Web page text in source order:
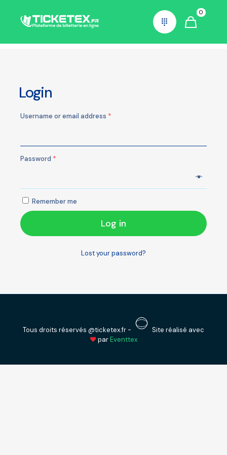
0
Mon compte
Login
Username or email address *
Password *
Remember me
Log in
Lost your password?
Tous droits réservés @ticketex.fr -
Site réalisé avec
❤parEventtex